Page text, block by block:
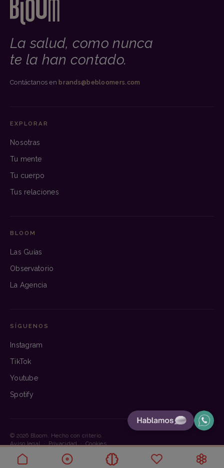
La salud, como nunca
te la han contado.
Contáctanos en brands@bebloomers.com
EXPLORAR
Nosotras
Tu mente
Tu cuerpo
Tus relaciones
BLOOM
Las Guías
Observatorio
La Agencia
SÍGUENOS
Instagram
TikTok
Youtube
Spotify
© 2026 Bloom. Hecho con criterio.
Aviso legal·Privacidad·Cookies